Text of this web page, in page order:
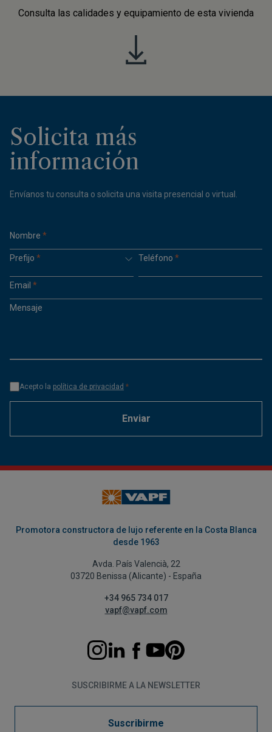
Consulta las calidades y equipamiento de esta vivienda
Solicita más
información
Envíanos tu consulta o solicita una visita presencial o virtual.
Nombre *
Prefijo * Teléfono *
Email *
Mensaje
Acepto la política de privacidad *
Enviar
Promotora constructora de lujo referente en la Costa Blanca
desde 1963
Avda. País Valencià, 22
03720 Benissa (Alicante) - España
+34 965 734 017
vapf@vapf.com
SUSCRIBIRME A LA NEWSLETTER
Suscribirme